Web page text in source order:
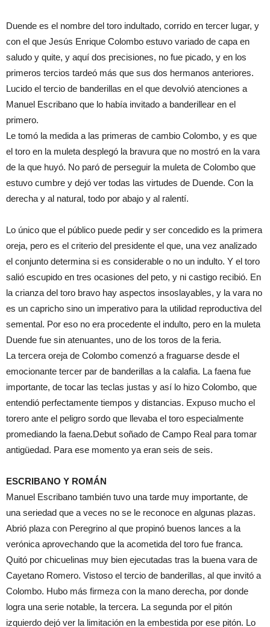
Duende es el nombre del toro indultado, corrido en tercer lugar, y
con el que Jesús Enrique Colombo estuvo variado de capa en
saludo y quite, y aquí dos precisiones, no fue picado, y en los
primeros tercios tardeó más que sus dos hermanos anteriores.
Lucido el tercio de banderillas en el que devolvió atenciones a
Manuel Escribano que lo había invitado a banderillear en el
primero.
Le tomó la medida a las primeras de cambio Colombo, y es que
el toro en la muleta desplegó la bravura que no mostró en la vara
de la que huyó. No paró de perseguir la muleta de Colombo que
estuvo cumbre y dejó ver todas las virtudes de Duende. Con la
derecha y al natural, todo por abajo y al ralentí.
Lo único que el público puede pedir y ser concedido es la primera
oreja, pero es el criterio del presidente el que, una vez analizado
el conjunto determina si es considerable o no un indulto. Y el toro
salió escupido en tres ocasiones del peto, y ni castigo recibió. En
la crianza del toro bravo hay aspectos insoslayables, y la vara no
es un capricho sino un imperativo para la utilidad reproductiva del
semental. Por eso no era procedente el indulto, pero en la muleta
Duende fue sin atenuantes, uno de los toros de la feria.
La tercera oreja de Colombo comenzó a fraguarse desde el
emocionante tercer par de banderillas a la calafia. La faena fue
importante, de tocar las teclas justas y así lo hizo Colombo, que
entendió perfectamente tiempos y distancias. Expuso mucho el
torero ante el peligro sordo que llevaba el toro especialmente
promediando la faena.Debut soñado de Campo Real para tomar
antigüedad. Para ese momento ya eran seis de seis.
ESCRIBANO Y ROMÁN
Manuel Escribano también tuvo una tarde muy importante, de
una seriedad que a veces no se le reconoce en algunas plazas.
Abrió plaza con Peregrino al que propinó buenos lances a la
verónica aprovechando que la acometida del toro fue franca.
Quitó por chicuelinas muy bien ejecutadas tras la buena vara de
Cayetano Romero. Vistoso el tercio de banderillas, al que invitó a
Colombo. Hubo más firmeza con la mano derecha, por donde
logra una serie notable, la tercera. La segunda por el pitón
izquierdo dejó ver la limitación en la embestida por ese pitón. Lo